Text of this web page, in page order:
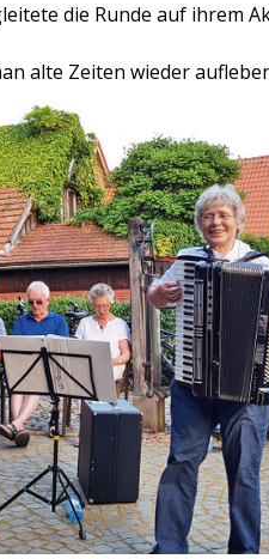
die Runde auf ihrem
alte Zeiten wieder